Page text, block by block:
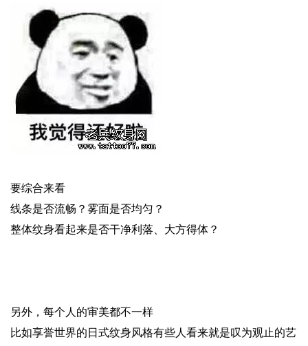
要综合来看
线条是否流畅？雾面是否均匀？
整体纹身看起来是否干净利落、大方得体？
另外，每个人的审美都不一样
比如享誉世界的日式纹身风格有些人看来就是叹为观止的艺